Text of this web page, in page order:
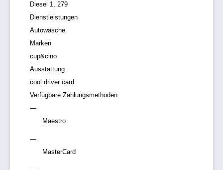
Diesel 1, 279
Dienstleistungen
Autowäsche
Marken
cup&cino
Ausstattung
cool driver card
Verfügbare Zahlungsmethoden
Maestro
MasterCard